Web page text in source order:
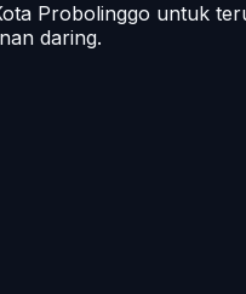
Probolinggo untuk
daring.